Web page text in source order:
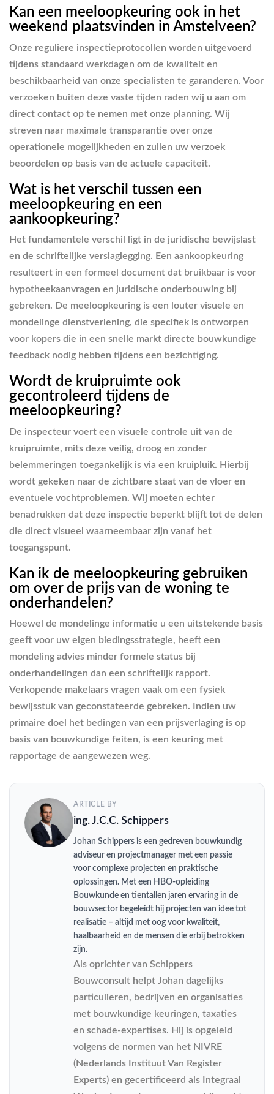
Kan een meeloopkeuring ook in het
weekend plaatsvinden in Amstelveen?
Onze reguliere inspectieprotocollen worden uitgevoerd
tijdens standaard werkdagen om de kwaliteit en
beschikbaarheid van onze specialisten te garanderen. Voor
verzoeken buiten deze vaste tijden raden wij u aan om
direct contact op te nemen met onze planning. Wij
streven naar maximale transparantie over onze
operationele mogelijkheden en zullen uw verzoek
beoordelen op basis van de actuele capaciteit.
Wat is het verschil tussen een
meeloopkeuring en een
aankoopkeuring?
Het fundamentele verschil ligt in de juridische bewijslast
en de schriftelijke verslaglegging. Een aankoopkeuring
resulteert in een formeel document dat bruikbaar is voor
hypotheekaanvragen en juridische onderbouwing bij
gebreken. De meeloopkeuring is een louter visuele en
mondelinge dienstverlening, die specifiek is ontworpen
voor kopers die in een snelle markt directe bouwkundige
feedback nodig hebben tijdens een bezichtiging.
Wordt de kruipruimte ook
gecontroleerd tijdens de
meeloopkeuring?
De inspecteur voert een visuele controle uit van de
kruipruimte, mits deze veilig, droog en zonder
belemmeringen toegankelijk is via een kruipluik. Hierbij
wordt gekeken naar de zichtbare staat van de vloer en
eventuele vochtproblemen. Wij moeten echter
benadrukken dat deze inspectie beperkt blijft tot de delen
die direct visueel waarneembaar zijn vanaf het
toegangspunt.
Kan ik de meeloopkeuring gebruiken
om over de prijs van de woning te
onderhandelen?
Hoewel de mondelinge informatie u een uitstekende basis
geeft voor uw eigen biedingsstrategie, heeft een
mondeling advies minder formele status bij
onderhandelingen dan een schriftelijk rapport.
Verkopende makelaars vragen vaak om een fysiek
bewijsstuk van geconstateerde gebreken. Indien uw
primaire doel het bedingen van een prijsverlaging is op
basis van bouwkundige feiten, is een keuring met
rapportage de aangewezen weg.
ARTICLE BY
ing. J.C.C. Schippers
Johan Schippers is een gedreven bouwkundig
adviseur en projectmanager met een passie
voor complexe projecten en praktische
oplossingen. Met een HBO-opleiding
Bouwkunde en tientallen jaren ervaring in de
bouwsector begeleidt hij projecten van idee tot
realisatie – altijd met oog voor kwaliteit,
haalbaarheid en de mensen die erbij betrokken
zijn.
Als oprichter van Schippers
Bouwconsult helpt Johan dagelijks
particulieren, bedrijven en organisaties
met bouwkundige keuringen, taxaties
en schade-expertises. Hij is opgeleid
volgens de normen van het NIVRE
(Nederlands Instituut Van Register
Experts) en gecertificeerd als Integraal